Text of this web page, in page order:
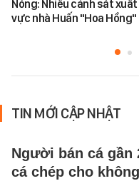
Nóng: Nhiều cảnh sát
vực nhà Huấn "Hoa Hồng"
TIN MỚI CẬP NHẬT
Người bán cá gần
cá chép cho